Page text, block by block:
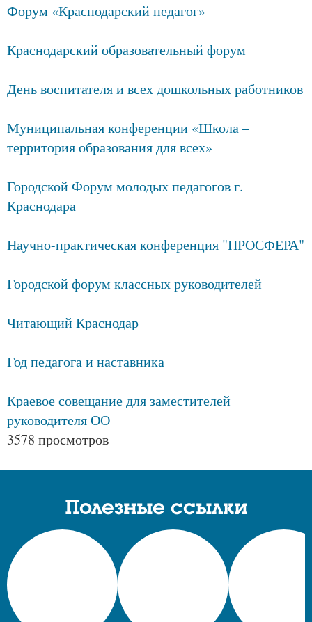
Форум «Краснодарский педагог»
Краснодарский образовательный форум
День воспитателя и всех дошкольных работников
Муниципальная конференции «Школа –
территория образования для всех»
Городской Форум молодых педагогов г.
Краснодара
Научно-практическая конференция "ПРОСФЕРА"
Городской форум классных руководителей
Читающий Краснодар
Год педагога и наставника
Краевое совещание для заместителей
руководителя ОО
3578 просмотров
Полезные ссылки